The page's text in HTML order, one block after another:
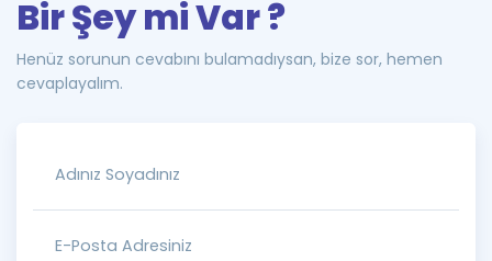
Bir Şey mi Var ?
Henüz sorunun cevabını bulamadıysan, bize sor, hemen
cevaplayalım.